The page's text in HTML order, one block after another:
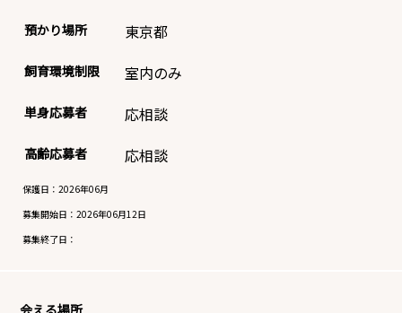
預かり場所 東京都
飼育環境制限 室内のみ
単身応募者 応相談
高齢応募者 応相談
保護日：2026年06月
募集開始日： 2026年06月12日
募集終了日：
会える場所